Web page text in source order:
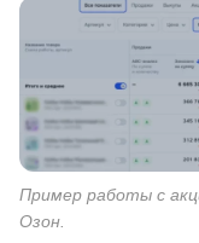
Пример работы с
Озон.
от 4